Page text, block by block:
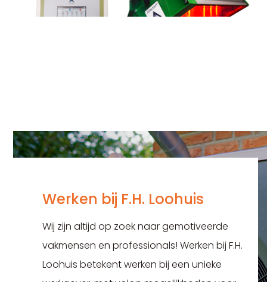
Werken bij F.H. Loohuis
Wij zijn altijd op zoek naar gemotiveerde
vakmensen en professionals! Werken bij F.H.
Loohuis betekent werken bij een unieke